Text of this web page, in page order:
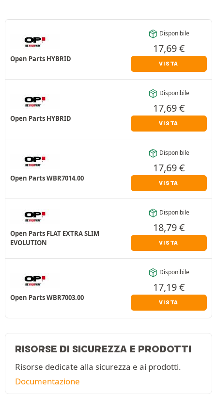
Open Parts HYBRID
Disponibile
17,69€
VISTA
Open Parts HYBRID
Disponibile
17,69€
VISTA
Open Parts WBR7014.00
Disponibile
17,69€
VISTA
Open Parts FLAT EXTRA SLIM
EVOLUTION
Disponibile
18,79€
VISTA
Open Parts WBR7003.00
Disponibile
17,19€
VISTA
RISORSE DI SICUREZZA E PRODOTTI
Risorse dedicate alla sicurezza e ai prodotti.
Documentazione